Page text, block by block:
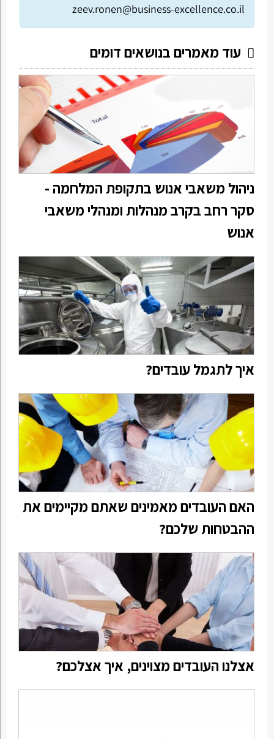
zeev.ronen@business-excellence.co.il
עוד מאמרים בנושאים דומים
ניהול משאבי אנוש בתקופת המלחמה -
סקר רחב בקרב מנהלות ומנהלי משאבי
אנוש
איך לתגמל עובדים?
האם העובדים מאמינים שאתם מקיימים את
ההבטחות שלכם?
אצלנו העובדים מצוינים, איך אצלכם?